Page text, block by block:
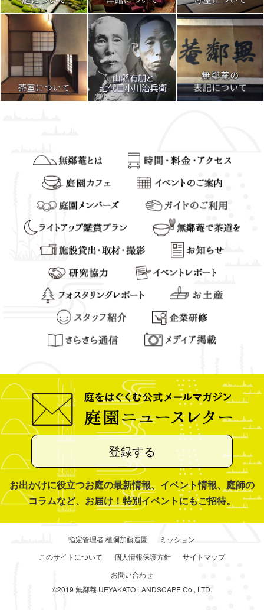
登録する
お出かけに役立つお庭の最新情報、イベント情報、庭師の
コラムなど、お届け！特別イベントにもご招待。
指定管理者 植彌加藤造園
ミッション
このサイトについて
個人情報保護方針
サイトマップ
お問い合わせ
©2019 無鄰菴 UEYAKATO LANDSCAPE Co., LTD.